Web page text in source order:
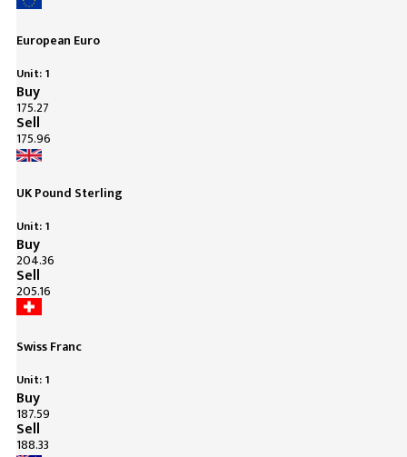
European Euro
Unit: 1
Buy
175.27
Sell
175.96
UK Pound Sterling
Unit: 1
Buy
204.36
Sell
205.16
Swiss Franc
Unit: 1
Buy
187.59
Sell
188.33